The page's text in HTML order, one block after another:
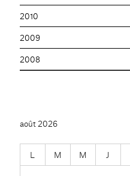
2010
2009
2008
août 2026
L M M J